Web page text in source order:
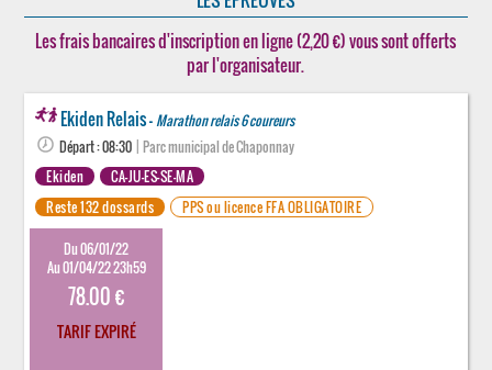
Les frais bancaires d'inscription en ligne (2,20 €) vous sont offerts
par l'organisateur.
Ekiden Relais - Marathon relais 6 coureurs
Départ : 08:30 | Parc municipal de Chaponnay
Ekiden
CA-JU-ES-SE-MA
Reste 132 dossards
PPS ou licence FFA OBLIGATOIRE
Du 06/01/22
Au 01/04/22 23h59
78.00 €
TARIF EXPIRÉ